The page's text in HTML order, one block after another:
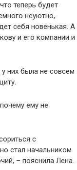
теперь будет
неуютно,
себя новенькая. А
и его компании и
них была не совсем
ему не
с
стал начальником
– пояснила Лена.